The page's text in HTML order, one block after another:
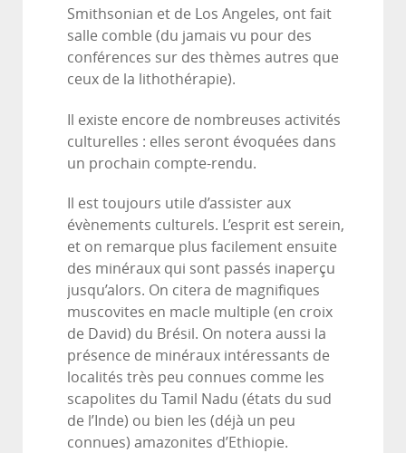
Smithsonian et de Los Angeles, ont fait
salle comble (du jamais vu pour des
conférences sur des thèmes autres que
ceux de la lithothérapie).
Il existe encore de nombreuses activités
culturelles : elles seront évoquées dans
un prochain compte-rendu.
Il est toujours utile d’assister aux
évènements culturels. L’esprit est serein,
et on remarque plus facilement ensuite
des minéraux qui sont passés inaperçu
jusqu’alors. On citera de magnifiques
muscovites en macle multiple (en croix
de David) du Brésil. On notera aussi la
présence de minéraux intéressants de
localités très peu connues comme les
scapolites du Tamil Nadu (états du sud
de l’Inde) ou bien les (déjà un peu
connues) amazonites d’Ethiopie.